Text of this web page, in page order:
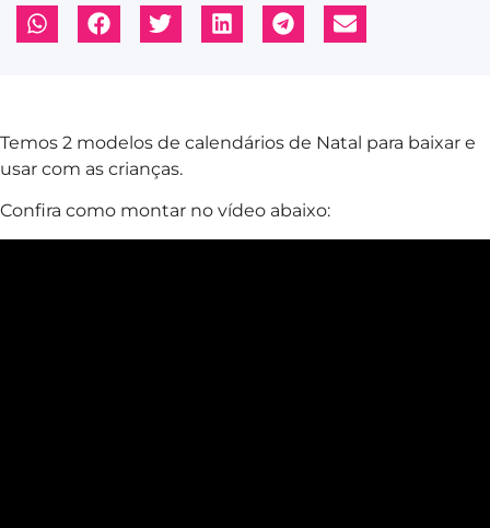
Temos 2 modelos de calendários de Natal para baixar e
usar com as crianças.
Confira como montar no vídeo abaixo: